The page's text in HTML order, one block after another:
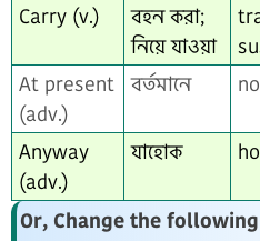
Carry (v.)
বহন করা;
নিয়ে যাওয়া
At present
(adv.)
বর্তমানে
Anyway
(adv.)
যাহোক
Or, Change the